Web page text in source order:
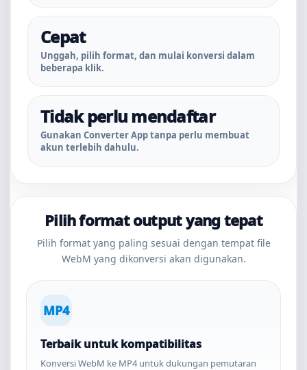
Cepat
Unggah, pilih format, dan mulai konversi dalam
beberapa klik.
Tidak perlu mendaftar
Gunakan Converter App tanpa perlu membuat
akun terlebih dahulu.
Pilih format output yang tepat
Pilih format yang paling sesuai dengan tempat file
WebM yang dikonversi akan digunakan.
MP4
Terbaik untuk kompatibilitas
Konversi WebM ke MP4 untuk dukungan pemutaran